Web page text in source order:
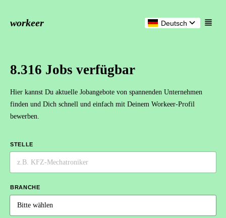
workeer Deutsch
8.316 Jobs verfügbar
Hier kannst Du aktuelle Jobangebote von spannenden Unternehmen
finden und Dich schnell und einfach mit Deinem Workeer-Profil
bewerben.
STELLE
BRANCHE